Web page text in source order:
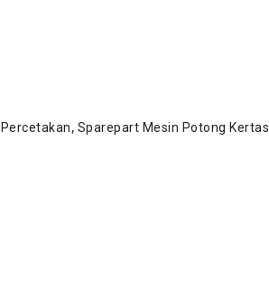
, Sparepart Mesin Potong Kertas